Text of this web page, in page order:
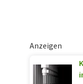
Anzeigen